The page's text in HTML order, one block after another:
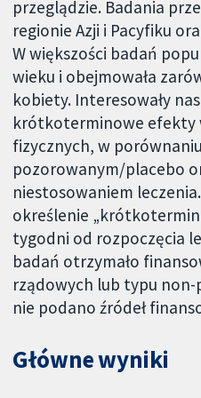
przeglądzie. Badania
regionie Azji i Pacyfiku
W większości badań
wieku i obejmowała
kobiety. Interesowały
krótkoterminowe efekty
fizycznych, w
pozorowanym/placebo
niestosowaniem
określenie
tygodni od rozpoczęcia
badań otrzymało
rządowych lub typu
nie podano źródeł
Główne wyniki